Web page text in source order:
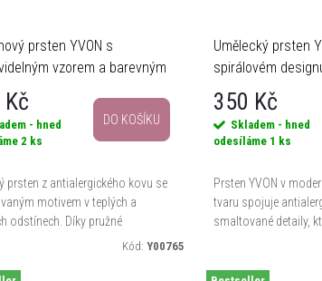
prsten YVON s
vzorem a barevným
- hned
2 ks
DO KOŠÍKU
prsten z antialergického kovu se
motivem v teplých a
odstínech. Díky pružné
se pohodlně přizpůsobí prstu
Kód: Y00765
Umělecký prsten
spirálovém
350 Kč
Skladem - hned
odesíláme 1 ks
Prsten YVON v
tvaru spojuje
smaltované detaily,
výrazný, umělecký